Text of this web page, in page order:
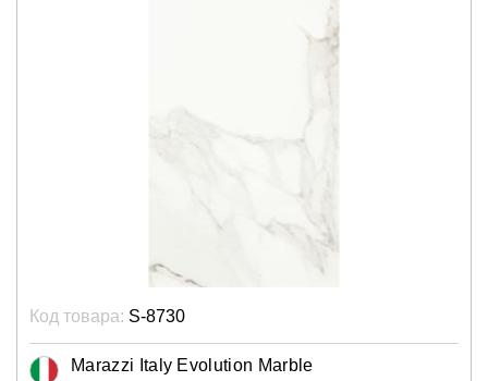
Код товара: S-8730
Marazzi Italy Evolution Marble